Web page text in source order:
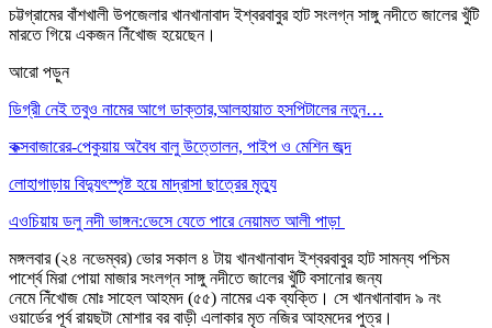
চট্টগ্রামের বাঁশখালী উপজেলার খানখানাবাদ ইশ্বরবাবুর হাট সংলগ্ন সাঙ্গু নদীতে জালের খুঁটি
মারতে গিয়ে একজন নিঁখোজ হয়েছেন।
আরো পড়ুন
ডিগ্রী নেই তবুও নামের আগে ডাক্তার,আলহায়াত হসপিটালের নতুন…
কক্সবাজারের-পেকুয়ায় অবৈধ বালু উত্তোলন, পাইপ ও মেশিন জব্দ
লোহাগাড়ায় বিদ্যুৎস্পৃষ্ট হয়ে মাদ্রাসা ছাত্রের মৃত্যু
এওচিয়ায় ডলু নদী ভাঙ্গন:ভেসে যেতে পারে নেয়ামত আলী পাড়া
মঙ্গলবার (২৪ নভেম্বর) ভোর সকাল ৪ টায় খানখানাবাদ ইশ্বরবাবুর হাট সামন্য পশ্চিম
পার্শ্বে মিরা পোয়া মাজার সংলগ্ন সাঙ্গু নদীতে জালের খুঁটি বসানোর জন্য
নেমে নিঁখোজ মোঃ সাহেল আহমদ (৫৫) নামের এক ব্যক্তি। সে খানখানাবাদ ৯ নং
ওয়ার্ডের পূর্ব রায়ছটা মোশার বর বাড়ী এলাকার মৃত নজির আহমদের পুত্র।